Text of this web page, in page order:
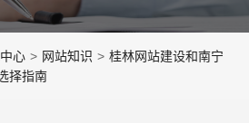
心 > 网站知识 > 桂林网站建设和南宁
择指南